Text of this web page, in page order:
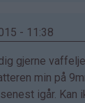
- 11:38
gjerne
min på
igår.